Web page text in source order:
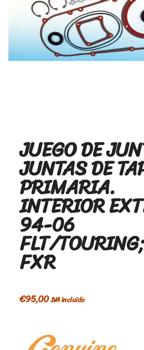
JUEGO DE
JUNTAS DE
PRIMARIA.
INTERIOR
94-06
FLT/
FXR
€95,00IVA incluido